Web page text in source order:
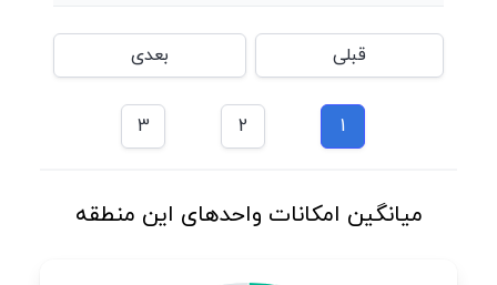
قبلی بعدی
1
2
3
میانگین امکانات واحدهای این منطقه